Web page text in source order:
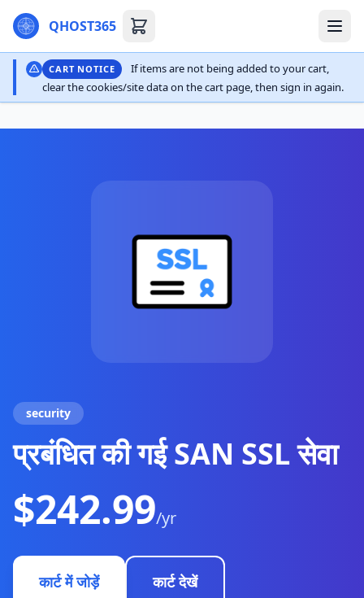
QHOST365
CART NOTICE
If items are not being added to your cart,
clear the cookies/site data on the cart page, then sign in again.
security
प्रबंधित की गई SAN SSL सेवा
$242.99/yr
कार्ट में जोड़ें कार्ट देखें